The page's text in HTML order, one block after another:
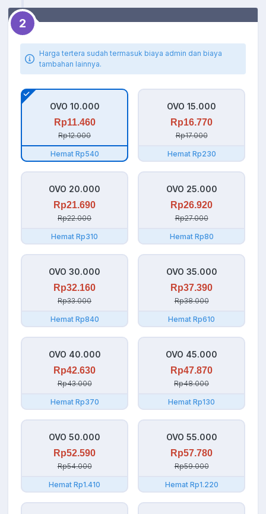
2
Harga tertera sudah termasuk biaya admin dan biaya
tambahan lainnya.
OVO 10.000
Rp11.460
Rp12.000
Hemat Rp540
OVO 15.000
Rp16.770
Rp17.000
Hemat Rp230
OVO 20.000
Rp21.690
Rp22.000
Hemat Rp310
OVO 25.000
Rp26.920
Rp27.000
Hemat Rp80
OVO 30.000
Rp32.160
Rp33.000
Hemat Rp840
OVO 35.000
Rp37.390
Rp38.000
Hemat Rp610
OVO 40.000
Rp42.630
Rp43.000
Hemat Rp370
OVO 45.000
Rp47.870
Rp48.000
Hemat Rp130
OVO 50.000
Rp52.590
Rp54.000
Hemat Rp1.410
OVO 55.000
Rp57.780
Rp59.000
Hemat Rp1.220